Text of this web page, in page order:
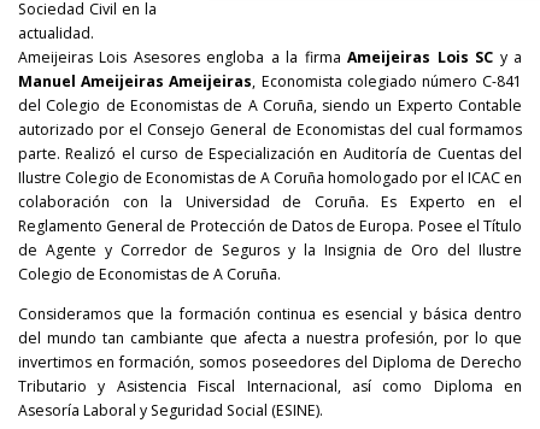
Sociedad Civil en la
actualidad.
Ameijeiras Lois Asesores engloba a la firmaAmeijeiras Lois SC y a
Manuel Ameijeiras Ameijeiras, Economista colegiado número C-841
del Colegio de Economistas de A Coruña, siendo un Experto Contable
autorizado por el Consejo General de Economistas del cual formamos
parte. Realizó el curso de Especialización en Auditoría de Cuentas del
Ilustre Colegio de Economistas de A Coruña homologado por el ICAC en
colaboración con la Universidad de Coruña. Es Experto en el
Reglamento General de Protección de Datos de Europa. Posee el Título
de Agente y Corredor de Seguros y la Insignia de Oro del Ilustre
Colegio de Economistas de A Coruña.
Consideramos que la formación continua es esencial y básica dentro
del mundo tan cambiante que afecta a nuestra profesión, por lo que
invertimos en formación, somos poseedores del Diploma de Derecho
Tributario y Asistencia Fiscal Internacional, así como Diploma en
Asesoría Laboral y Seguridad Social (ESINE).